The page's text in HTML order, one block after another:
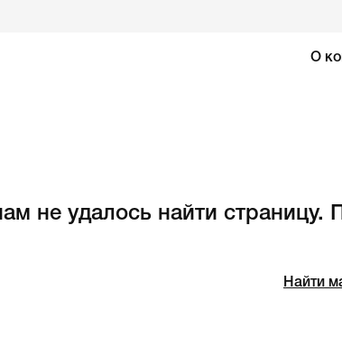
О
не удалось найти страницу.
Найти